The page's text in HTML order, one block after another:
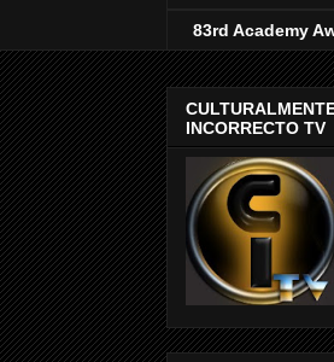
83rd Academy
INCORRECTO TV